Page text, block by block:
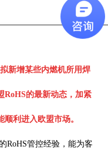
新增某些内燃机所用焊
RoHS的最新动态，加紧
利进入欧盟市场。
RoHS管控经验，能为客